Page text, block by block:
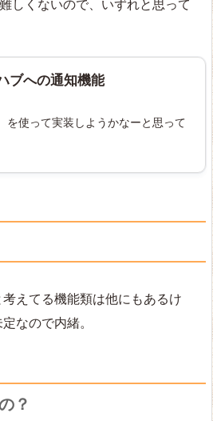
しくないので、いずれと思って
ブへの通知機能
を使って実装しようかなーと思って
えてる機能類は他にもあるけ
なので内緒。
？